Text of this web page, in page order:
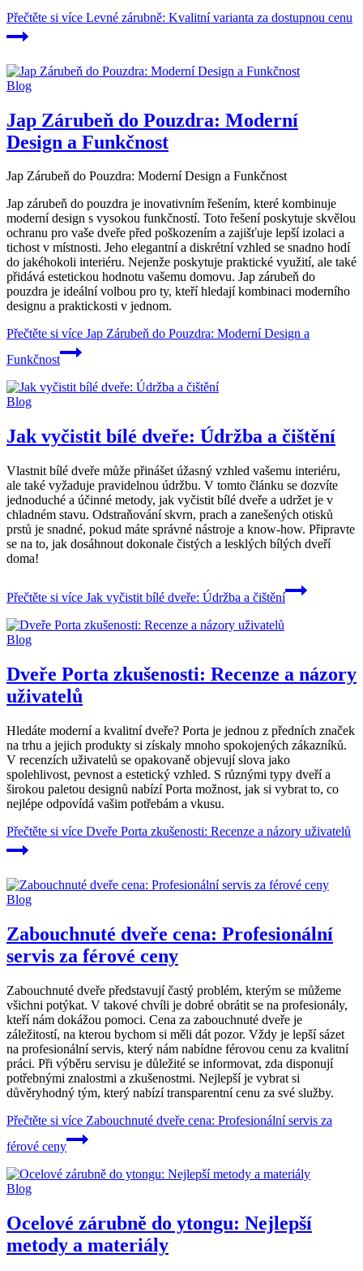
Přečtěte si více Levné zárubně: Kvalitní varianta za dostupnou cenu
Blog
Jap Zárubeň do Pouzdra: Moderní
Design a Funkčnost
Jap Zárubeň do Pouzdra: Moderní Design a Funkčnost
Jap zárubeň do pouzdra je inovativním řešením, které kombinuje
moderní design s vysokou funkčností. Toto řešení poskytuje skvělou
ochranu pro vaše dveře před poškozením a zajišťuje lepší izolaci a
tichost v místnosti. Jeho elegantní a diskrétní vzhled se snadno hodí
do jakéhokoli interiéru. Nejenže poskytuje praktické využití, ale také
přidává estetickou hodnotu vašemu domovu. Jap zárubeň do
pouzdra je ideální volbou pro ty, kteří hledají kombinaci moderního
designu a praktickosti v jednom.
Přečtěte si více Jap Zárubeň do Pouzdra: Moderní Design a
Funkčnost
Blog
Jak vyčistit bílé dveře: Údržba a čištění
Vlastnit bílé dveře může přinášet úžasný vzhled vašemu interiéru,
ale také vyžaduje pravidelnou údržbu. V tomto článku se dozvíte
jednoduché a účinné metody, jak vyčistit bílé dveře a udržet je v
chladném stavu. Odstraňování skvrn, prach a zanešených otisků
prstů je snadné, pokud máte správné nástroje a know-how. Připravte
se na to, jak dosáhnout dokonale čistých a lesklých bílých dveří
doma!
Přečtěte si více Jak vyčistit bílé dveře: Údržba a čištění
Blog
Dveře Porta zkušenosti: Recenze a názory
uživatelů
Hledáte moderní a kvalitní dveře? Porta je jednou z předních značek
na trhu a jejich produkty si získaly mnoho spokojených zákazníků.
V recenzích uživatelů se opakovaně objevují slova jako
spolehlivost, pevnost a estetický vzhled. S různými typy dveří a
širokou paletou designů nabízí Porta možnost, jak si vybrat to, co
nejlépe odpovídá vašim potřebám a vkusu.
Přečtěte si více Dveře Porta zkušenosti: Recenze a názory uživatelů
Blog
Zabouchnuté dveře cena: Profesionální
servis za férové ceny
Zabouchnuté dveře představují častý problém, kterým se můžeme
všichni potýkat. V takové chvíli je dobré obrátit se na profesionály,
kteří nám dokážou pomoci. Cena za zabouchnuté dveře je
záležitostí, na kterou bychom si měli dát pozor. Vždy je lepší sázet
na profesionální servis, který nám nabídne férovou cenu za kvalitní
práci. Při výběru servisu je důležité se informovat, zda disponují
potřebnými znalostmi a zkušenostmi. Nejlepší je vybrat si
důvěryhodný tým, který nabízí transparentní cenu za své služby.
Přečtěte si více Zabouchnuté dveře cena: Profesionální servis za
férové ceny
Blog
Ocelové zárubně do ytongu: Nejlepší
metody a materiály